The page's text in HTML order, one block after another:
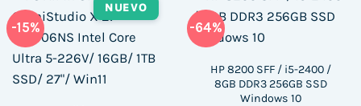
-15%
NUEVO
-64%
HP 8200 SFF / i5-2400 /
8GB DDR3 256GB SSD
Windows 10